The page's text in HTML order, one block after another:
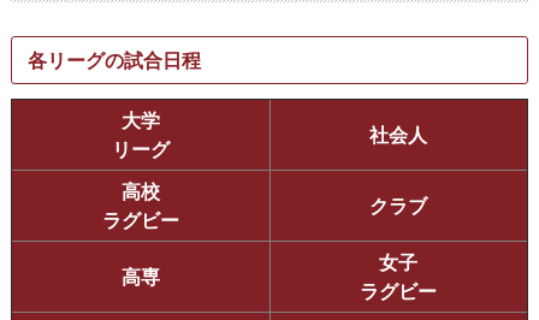
各リーグの試合日程
大学
リーグ
社会人
高校
ラグビー
クラブ
高専
女子
ラグビー